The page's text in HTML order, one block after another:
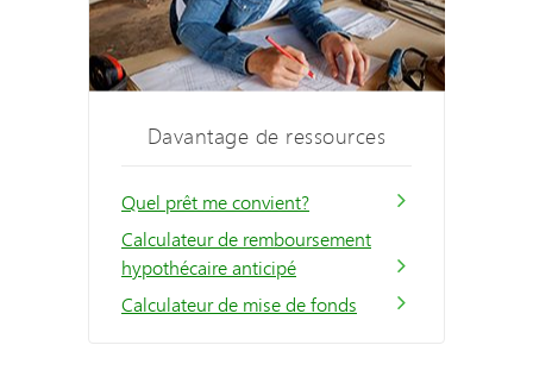
Davantage de ressources
Quel prêt me convient?
Calculateur de remboursement
hypothécaire anticipé
Calculateur de mise de fonds